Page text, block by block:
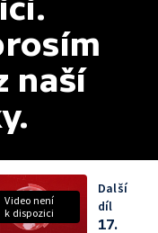
naší
Video není
k dispozici
Další
díl
17.